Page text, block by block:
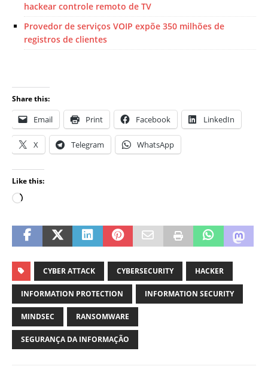
hackear controle remoto de TV
Provedor de serviços VOIP expõe 350 milhões de
registros de clientes
Share this:
Email Print Facebook LinkedIn
X Telegram WhatsApp
Like this:
CYBER ATTACK CYBERSECURITY HACKER
INFORMATION PROTECTION INFORMATION SECURITY
MINDSEC RANSOMWARE
SEGURANÇA DA INFORMAÇÃO